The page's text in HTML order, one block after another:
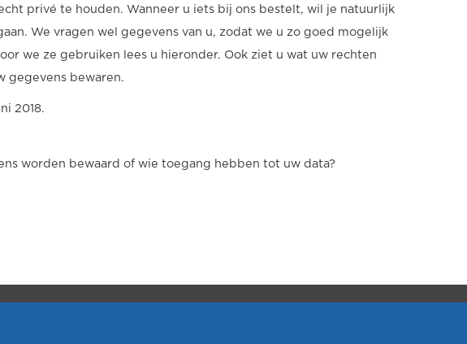
privé te houden. Wanneer u iets bij ons bestelt, wil je natuurlijk
We vragen wel gegevens van u, zodat we u zo goed mogelijk
we ze gebruiken lees u hieronder. Ook ziet u wat uw rechten
gegevens bewaren.
2018.
worden bewaard of wie toegang hebben tot uw data?